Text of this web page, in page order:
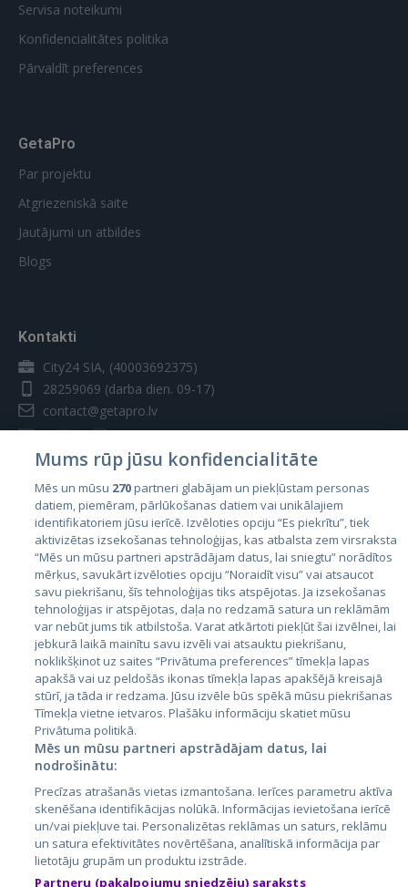
Servisa noteikumi
Konfidencialitātes politika
Pārvaldīt preferences
GetaPro
Par projektu
Atgriezeniskā saite
Jautājumi un atbildes
Blogs
Kontakti
City24 SIA, (40003692375)
28259069 (darba dien. 09-17)
contact@getapro.lv
Valstis
Igaunija
Latvija
Lietuva
City24.lv
City24.ee
GetaPro.lv
GetaPro.ee
Skelbiu.lt
Kainos.lt
Paslaugos.lt
auto24.ee
KV.ee
Mums rūp jūsu konfidencialitāte
Mēs un mūsu 270partneri glabājam un piekļūstam personas
datiem, piemēram, pārlūkošanas datiem vai unikālajiem
identifikatoriem jūsu ierīcē. Izvēloties opciju “Es piekrītu”, tiek
aktivizētas izsekošanas tehnoloģijas, kas atbalsta zem virsraksta
“Mēs un mūsu partneri apstrādājam datus, lai sniegtu” norādītos
mērķus, savukārt izvēloties opciju “Noraidīt visu” vai atsaucot
savu piekrišanu, šīs tehnoloģijas tiks atspējotas. Ja izsekošanas
tehnoloģijas ir atspējotas, daļa no redzamā satura un reklāmām
var nebūt jums tik atbilstoša. Varat atkārtoti piekļūt šai izvēlnei, lai
jebkurā laikā mainītu savu izvēli vai atsauktu piekrišanu,
noklikšķinot uz saites “Privātuma preferences” tīmekļa lapas
apakšā vai uz peldošās ikonas tīmekļa lapas apakšējā kreisajā
stūrī, ja tāda ir redzama. Jūsu izvēle būs spēkā mūsu piekrišanas
Tīmekļa vietne ietvaros. Plašāku informāciju skatiet mūsu
Privātuma politikā.
Mēs un mūsu partneri apstrādājam datus, lai
nodrošinātu:
Precīzas atrašanās vietas izmantošana. Ierīces parametru aktīva
skenēšana identifikācijas nolūkā. Informācijas ievietošana ierīcē
un/vai piekļuve tai. Personalizētas reklāmas un saturs, reklāmu
un satura efektivitātes novērtēšana, analītiskā informācija par
lietotāju grupām un produktu izstrāde.
Partneru (pakalpojumu sniedzēju) saraksts